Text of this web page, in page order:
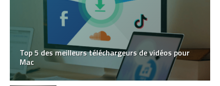
Top 5 des meilleurs téléchargeurs de vidéos pour
Mac